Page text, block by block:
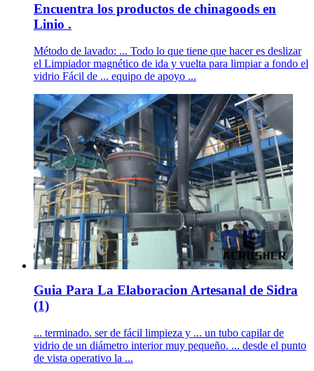
Encuentra los productos de chinagoods en
Linio .
Método de lavado: ... Todo lo que tiene que hacer es deslizar
el Limpiador magnético de ida y vuelta para limpiar a fondo el
vidrio Fácil de ... equipo de apoyo ...
Guia Para La Elaboracion Artesanal de Sidra
(1)
... terminado. ser de fácil limpieza y ... un tubo capilar de
vidrio de un diámetro interior muy pequeño. ... desde el punto
de vista operativo la ...